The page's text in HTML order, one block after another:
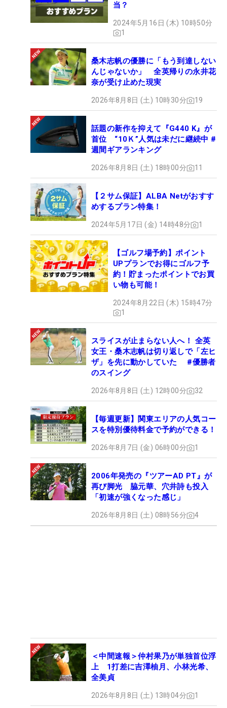
当？
2024年5月16日 (木) 10時50分
1
桑木志帆の優勝に「もう到達しない
んじゃないか」 全英帰りの永井花
奈が受け止めた現実
2026年8月8日 (土) 10時30分 19
話題の新作を抑えて『G440 K』が
首位 “10Ｋ”人気は未だに継続中 #
週間ギアランキング
2026年8月8日 (土) 18時00分 11
【２サム保証】ALBA Netがおすす
めするプラン特集！
2024年5月17日 (金) 14時48分 1
【ゴルフ場予約】ポイント
UPプランでお得にゴルフ予
約！貯まったポイントでお買
い物も可能！
2024年8月22日 (木) 15時47分
1
スライスが止まらない人へ！ 全英
女王・桑木志帆は切り返しで「左ヒ
ザ」を先に動かしていた #優勝者
のスイング
2026年8月8日 (土) 12時00分 32
【毎週更新】関東エリアの人気コー
スを特別優待料金で予約ができる！
2026年8月7日 (金) 06時00分 1
2006年発売の『ツアーAD PT』が
再び脚光 脇元華、穴井詩も投入
「初速が強くなった感じ」
2026年8月8日 (土) 08時56分 4
＜中間速報＞仲村果乃が単独首位浮
上 1打差に吉澤柚月、小林光希、
全美貞
2026年8月8日 (土) 13時04分 1